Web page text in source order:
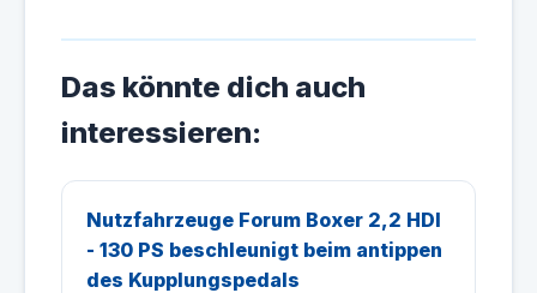
Das könnte dich auch
interessieren:
Nutzfahrzeuge Forum Boxer 2,2 HDI
- 130 PS beschleunigt beim antippen
des Kupplungspedals